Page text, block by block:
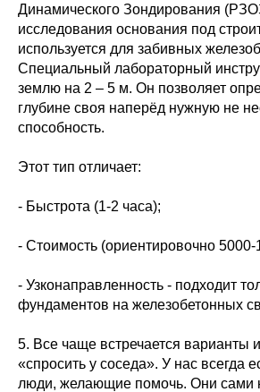
Динамического Зондирования
исследования основания под
используется для забивных
Специальный лабораторный
землю на 2 – 5 м. Он позволяет
глубине своя наперёд нужную не
способность.
Этот тип отличает:
- Быстрота (1-2 часа);
- Стоимость (ориентировочно 5000-
- Узконаправленность - подходит
фундаментов на железобетонных
5. Все чаще встречается варианты
«спросить у соседа». У нас всегда
люди, желающие помочь. Они сами